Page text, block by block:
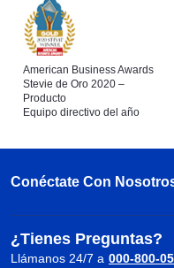
American Business Awards
Stevie de Oro 2020 –
Producto
Equipo directivo del año
Conéctate Con
¿Tienes Preguntas?
Llámanos 24/7 a 000-800-